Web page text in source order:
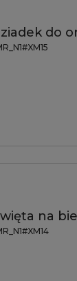
do
na